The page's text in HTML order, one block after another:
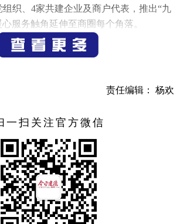
织、4家共建企业及商户代表，推出“九
服务触角延伸至商圈每个角落。
经济+青年创业”双轮驱动，引入肯德基、
已孵化8家“自在青年小店”，带动36人就
集治理、服务、保障于一体的商圈生态体
地”是商户们的“会客厅”，也是破解商圈治
”。针对传统商圈治理难题，该镇联动各
建立圆桌会议事机制，常态化开展圆桌
责任编辑： 杨欢
一扫关注官方微信